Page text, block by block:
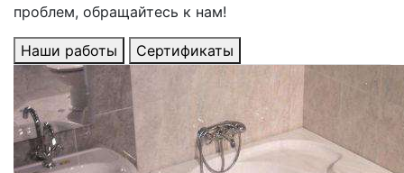
проблем, обращайтесь к нам!
Наши работы Сертификаты